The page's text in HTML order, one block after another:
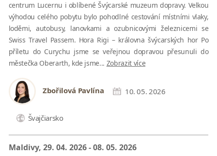
centrum Lucernu i oblíbené Švýcarské muzeum dopravy. Velkou
výhodou celého pobytu bylo pohodlné cestování místními vlaky,
loděmi, autobusy, lanovkami a ozubnicovými železnicemi se
Swiss Travel Passem. Hora Rigi – královna švýcarských hor Po
příletu do Curychu jsme se veřejnou dopravou přesunuli do
městečka Oberarth, kde jsme... Zobrazit více
Zbořilová Pavlína 10. 05. 2026
Švajčiarsko
Maldivy, 29. 04. 2026 - 08. 05. 2026